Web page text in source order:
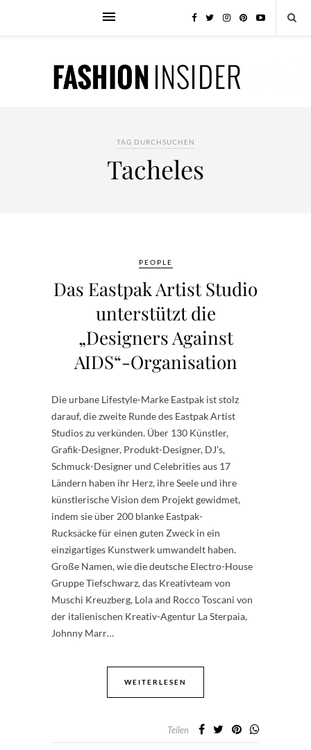
TAG DURCHSUCHEN
Tacheles
PEOPLE
Das Eastpak Artist Studio
unterstützt die
„Designers Against
AIDS“-Organisation
Die urbane Lifestyle-Marke Eastpak ist stolz
darauf, die zweite Runde des Eastpak Artist
Studios zu verkünden. Über 130 Künstler,
Grafik-Designer, Produkt-Designer, DJ’s,
Schmuck-Designer und Celebrities aus 17
Ländern haben ihr Herz, ihre Seele und ihre
künstlerische Vision dem Projekt gewidmet,
indem sie über 200 blanke Eastpak-
Rucksäcke für einen guten Zweck in ein
einzigartiges Kunstwerk umwandelt haben.
Große Namen, wie die deutsche Electro-House
Gruppe Tiefschwarz, das Kreativteam von
Muschi Kreuzberg, Lola and Rocco Toscani von
der italienischen Kreativ-Agentur La Sterpaia,
Johnny Marr…
WEITERLESEN
Teilen